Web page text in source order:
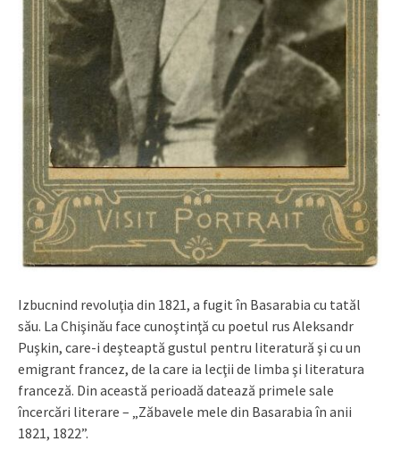
Izbucnind revoluţia din 1821, a fugit în Basarabia cu tatăl
său. La Chişinău face cunoştinţă cu poetul rus Aleksandr
Puşkin, care-i deşteaptă gustul pentru literatură şi cu un
emigrant francez, de la care ia lecţii de limba şi literatura
franceză. Din această perioadă datează primele sale
încercări literare – „Zăbavele mele din Basarabia în anii
1821, 1822”.